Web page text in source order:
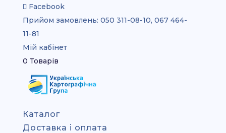
Facebook
Прийом замовлень: 050 311-08-10, 067 464-
11-81
Мій кабінет
0 Товарів
Каталог
Доставка і оплата